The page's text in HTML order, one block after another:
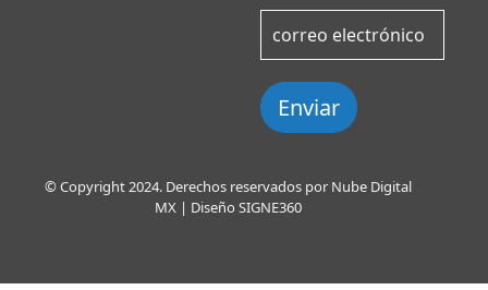
Enviar
© Copyright 2024. Derechos reservados por Nube Digital
MX | Diseño SIGNE360